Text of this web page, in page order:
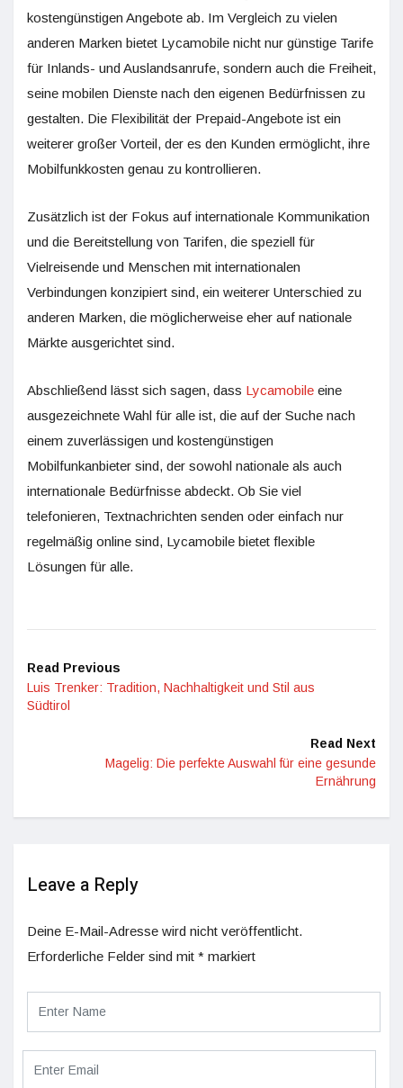
kostengünstigen Angebote ab. Im Vergleich zu vielen
anderen Marken bietet Lycamobile nicht nur günstige Tarife
für Inlands- und Auslandsanrufe, sondern auch die Freiheit,
seine mobilen Dienste nach den eigenen Bedürfnissen zu
gestalten. Die Flexibilität der Prepaid-Angebote ist ein
weiterer großer Vorteil, der es den Kunden ermöglicht, ihre
Mobilfunkkosten genau zu kontrollieren.
Zusätzlich ist der Fokus auf internationale Kommunikation
und die Bereitstellung von Tarifen, die speziell für
Vielreisende und Menschen mit internationalen
Verbindungen konzipiert sind, ein weiterer Unterschied zu
anderen Marken, die möglicherweise eher auf nationale
Märkte ausgerichtet sind.
Abschließend lässt sich sagen, dass Lycamobile eine
ausgezeichnete Wahl für alle ist, die auf der Suche nach
einem zuverlässigen und kostengünstigen
Mobilfunkanbieter sind, der sowohl nationale als auch
internationale Bedürfnisse abdeckt. Ob Sie viel
telefonieren, Textnachrichten senden oder einfach nur
regelmäßig online sind, Lycamobile bietet flexible
Lösungen für alle.
Read Previous
Luis Trenker: Tradition, Nachhaltigkeit und Stil aus
Südtirol
Read Next
Magelig: Die perfekte Auswahl für eine gesunde
Ernährung
Leave a Reply
Deine E-Mail-Adresse wird nicht veröffentlicht.
Erforderliche Felder sind mit * markiert